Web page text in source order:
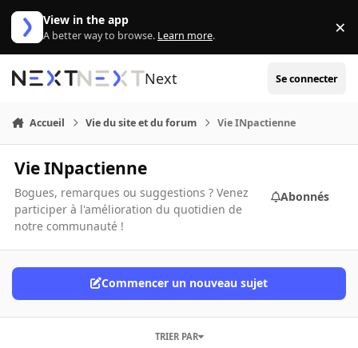
Aller au contenu
View in the app
A better way to browse. Learn more. ×
Next Se connecter
Accueil Vie du site et du forum Vie INpactienne
Vie INpactienne
Bogues, remarques ou suggestions ? Venez
participer à l'amélioration du quotidien de
notre communauté !
Abonnés
Commencer un nouveau sujet
TRIER PAR